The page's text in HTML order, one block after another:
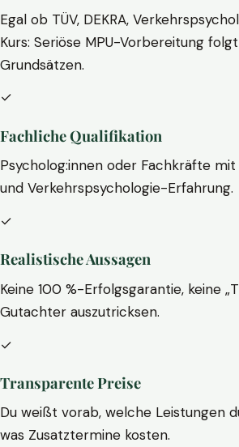
Egal ob TÜV, DEKRA,
Kurs: Seriöse MPU-Vorbereitung
Grundsätzen.
✓
Fachliche Qualifikation
Psycholog:innen oder Fachkräfte
und Verkehrspsychologie-Erfahrung.
✓
Realistische Aussagen
Keine 100 %-Erfolgsgarantie, keine
Gutachter auszutricksen.
✓
Transparente Preise
Du weißt vorab, welche Leistungen
was Zusatztermine kosten.